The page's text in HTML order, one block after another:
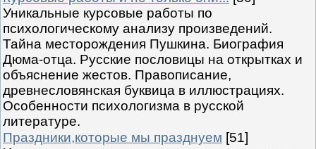
Уникальные курсовые работы по
психологическому анализу произведений.
Тайна месторождения Пушкина. Биография
Дюма-отца. Русские пословицы на открытках и
объяснение жестов. Правописание,
древнесловянская буквица в иллюстрациях.
Особенности психологизма в русской
литературе.
Праздники,которые мы празднуем [51]